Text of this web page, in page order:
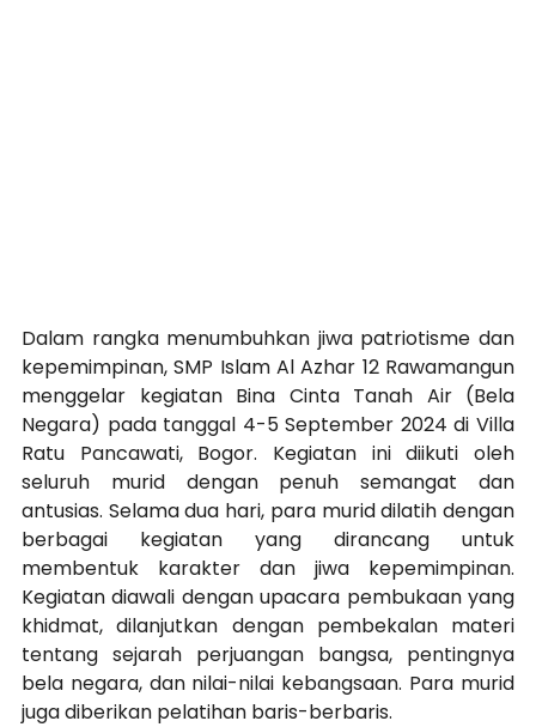
Dalam rangka menumbuhkan jiwa patriotisme dan
kepemimpinan, SMP Islam Al Azhar 12 Rawamangun
menggelar kegiatan Bina Cinta Tanah Air (Bela
Negara) pada tanggal 4-5 September 2024 di Villa
Ratu Pancawati, Bogor. Kegiatan ini diikuti oleh
seluruh murid dengan penuh semangat dan
antusias. Selama dua hari, para murid dilatih dengan
berbagai kegiatan yang dirancang untuk
membentuk karakter dan jiwa kepemimpinan.
Kegiatan diawali dengan upacara pembukaan yang
khidmat, dilanjutkan dengan pembekalan materi
tentang sejarah perjuangan bangsa, pentingnya
bela negara, dan nilai-nilai kebangsaan. Para murid
juga diberikan pelatihan baris-berbaris.